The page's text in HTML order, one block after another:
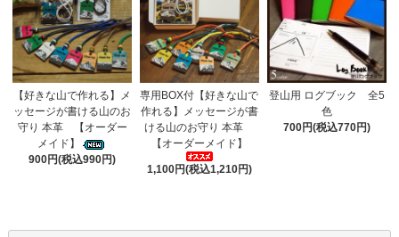
【好きな山で作れる】メ
ッセージが書ける山のお
守り 本革 【オーダー
メイド】
900円(税込990円)
専用BOX付【好きな山で
作れる】メッセージが書
ける山のお守り 本革
【オーダーメイド】
1,100円(税込1,210円)
登山用 ログブック 全5
色
700円(税込770円)